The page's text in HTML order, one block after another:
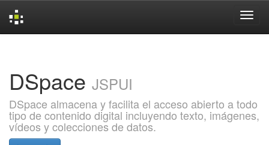
DSpace JSPUI
DSpace almacena y facilita el acceso abierto a todo
tipo de contenido digital incluyendo texto, imágenes,
vídeos y colecciones de datos.